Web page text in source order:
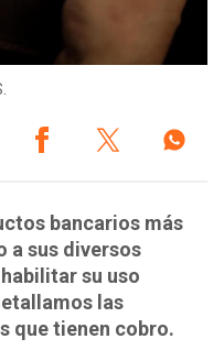
bancarios más
a sus diversos
su uso
las
que tienen cobro.